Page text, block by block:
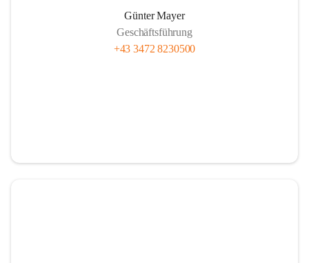
Günter Mayer
Geschäftsführung
+43 3472 8230500